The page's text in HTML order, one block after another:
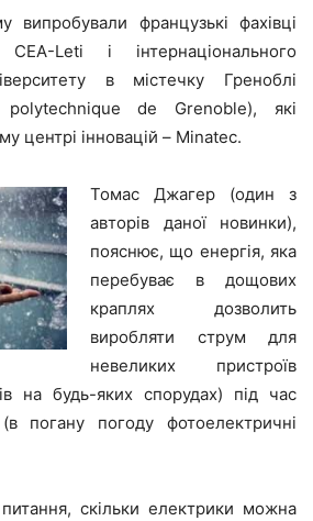
випробували французькі фахівці
CEA-Leti і інтернаціонального
в містечку Греноблі
de Grenoble), які
центрі інновацій – Minatec.
Томас Джагер (один з
авторів даної новинки),
пояснює, що енергія, яка
перебуває в дощових
краплях дозволить
виробляти струм для
невеликих пристроїв
на будь-яких спорудах) під час
погану погоду фотоелектричні
скільки електрики можна